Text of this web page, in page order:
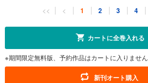
＆フラワー 2026年18号
あらすじを表示する
＆フラワー 2026年17号
<< < 1 2 3 4
カートに全巻入れる
※期間限定無料版、予約作品はカートに入りません
新刊オート購入